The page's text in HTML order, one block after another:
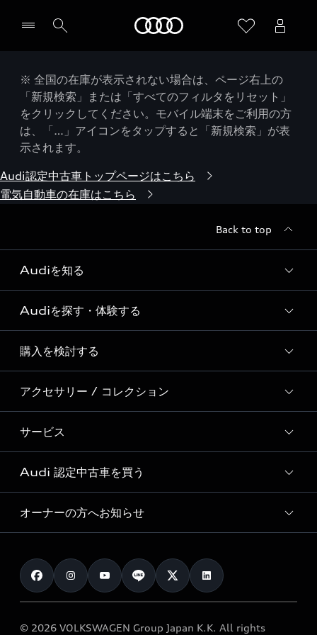
※ 全国の在庫が表示されない場合は、ページ右上の
「新規検索」または「すべてのフィルタをリセット」
をクリックしてください。モバイル端末をご利用の方
は、「…」アイコンをタップすると「新規検索」が表
示されます。
Audi認定中古車トップページはこちら
電気自動車の在庫はこちら
Back to top
Audiを知る
Audi ブランド
Story of Progress
Audi Sport
Formula 1®
デジタルサービス
Audiを探す・体験する
ディーラー検索
新車在庫検索
試乗車・展示車検索
見積り依頼
試乗予約
購入を検討する
モデル一覧
特別仕様モデル / 限定モデル
e-tronラインアップ
価格シミュレーション
車両比較
カタログ一覧
アクセサリー / コレクション
純正アクセサリー
オンラインショップ
Audi collection
アウディナビアプリ
サービス
サービス入庫予約
サービスプログラム
メンテナンス
車検 / 定期点検
e-tronアフターサポート
Audi 認定中古車を買う
Audi認定中古車
クオリティ
保証
メンテナンス
オーナーの方へお知らせ
お知らせ
オーナー様向けキャンペーン
© 2026 VOLKSWAGEN Group Japan K.K. All rights